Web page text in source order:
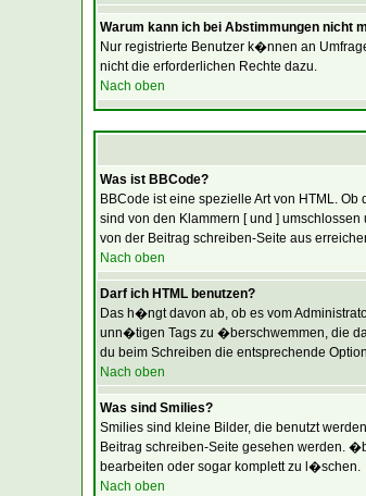
Warum kann ich bei Abstimmungen nicht
Nur registrierte Benutzer k�nnen an
nicht die erforderlichen Rechte dazu.
Nach oben
Was ist BBCode?
BBCode ist eine spezielle Art von HTML.
sind von den Klammern [ und ]
von der Beitrag schreiben-Seite aus
Nach oben
Darf ich HTML benutzen?
Das h�ngt davon ab, ob es vom
unn�tigen Tags zu �berschwemmen, die
du beim Schreiben die entsprechende
Nach oben
Was sind Smilies?
Smilies sind kleine Bilder, die benutzt
Beitrag schreiben-Seite gesehen werden.
bearbeiten oder sogar komplett zu l�schen.
Nach oben